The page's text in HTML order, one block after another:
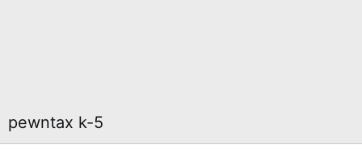
pewntax k-5